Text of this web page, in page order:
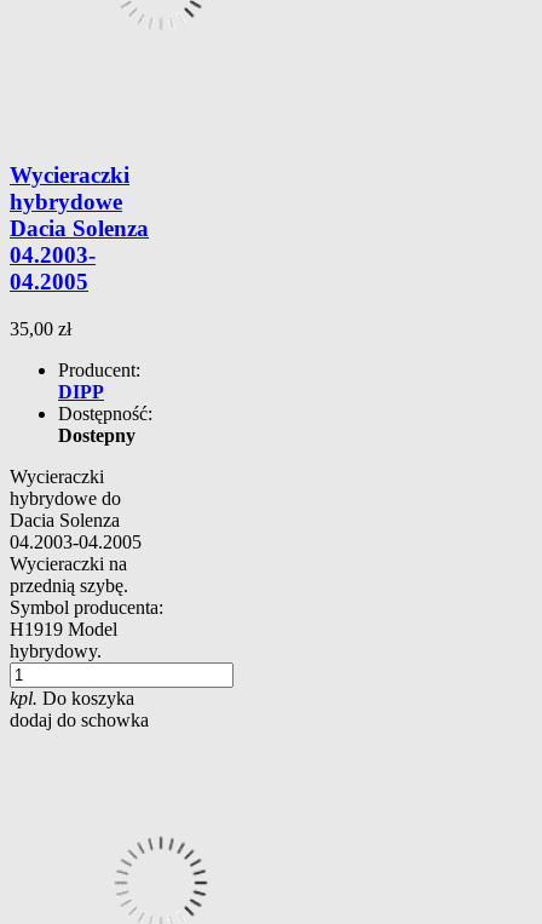
Wycieraczki
hybrydowe
Dacia Solenza
04.2003-
04.2005
35,00 zł
Producent:
DIPP
Dostępność:
Dostepny
Wycieraczki
hybrydowe do
Dacia Solenza
04.2003-04.2005
Wycieraczki na
przednią szybę.
Symbol producenta:
H1919 Model
hybrydowy.
kpl. Do koszyka
dodaj do schowka